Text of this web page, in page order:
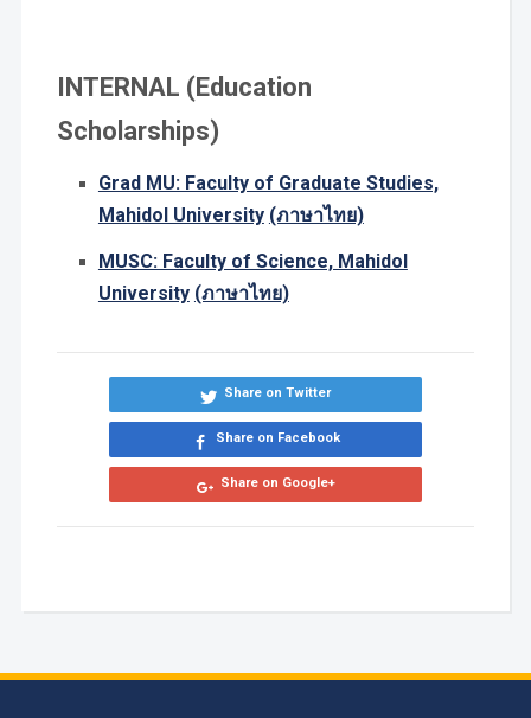
INTERNAL (Education
Scholarships)
Grad MU: Faculty of Graduate Studies,
Mahidol University (ภาษาไทย)
MUSC: Faculty of Science, Mahidol
University (ภาษาไทย)
Share on Twitter
Share on Facebook
Share on Google+